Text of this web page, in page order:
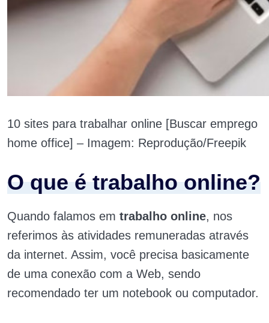
10 sites para trabalhar online [Buscar emprego
home office] – Imagem: Reprodução/Freepik
O que é trabalho online?
Quando falamos em trabalho online, nos
referimos às atividades remuneradas através
da internet. Assim, você precisa basicamente
de uma conexão com a Web, sendo
recomendado ter um notebook ou computador.